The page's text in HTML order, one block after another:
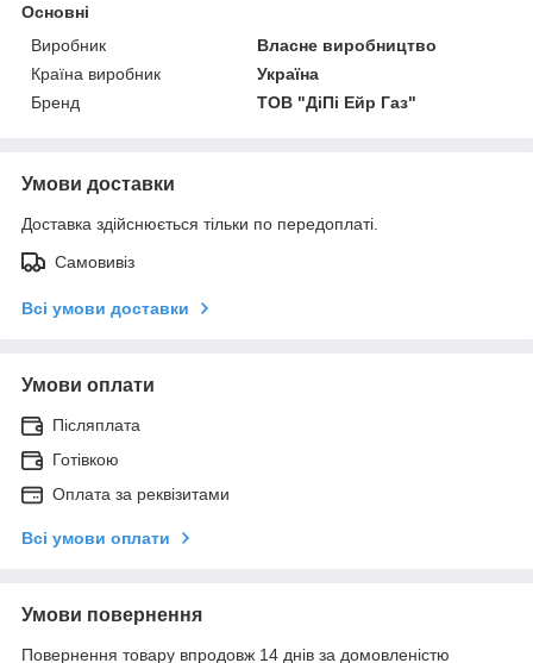
Основні
Виробник
Власне виробництво
Країна виробник
Україна
Бренд
ТОВ "ДіПі Eйр Газ"
Умови доставки
Доставка здійснюється тільки по передоплаті.
Самовивіз
Всі умови доставки
Умови оплати
Післяплата
Готівкою
Оплата за реквізитами
Всі умови оплати
Умови повернення
Повернення товару впродовж 14 днів за домовленістю